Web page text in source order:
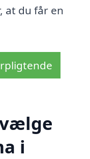
at du får en
i